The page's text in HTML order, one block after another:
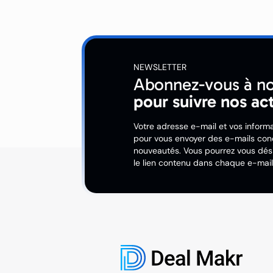
NEWSLETTER
Abonnez-vous à
pour suivre nos
Votre adresse e-mail et vos
pour vous envoyer des e-mails
nouveautés. Vous pourrez vous
le lien contenu dans chaque e-